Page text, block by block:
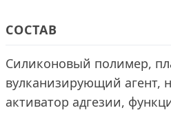
СОСТАВ
Силиконовый полимер,
вулканизирующий агент,
активатор адгезии,